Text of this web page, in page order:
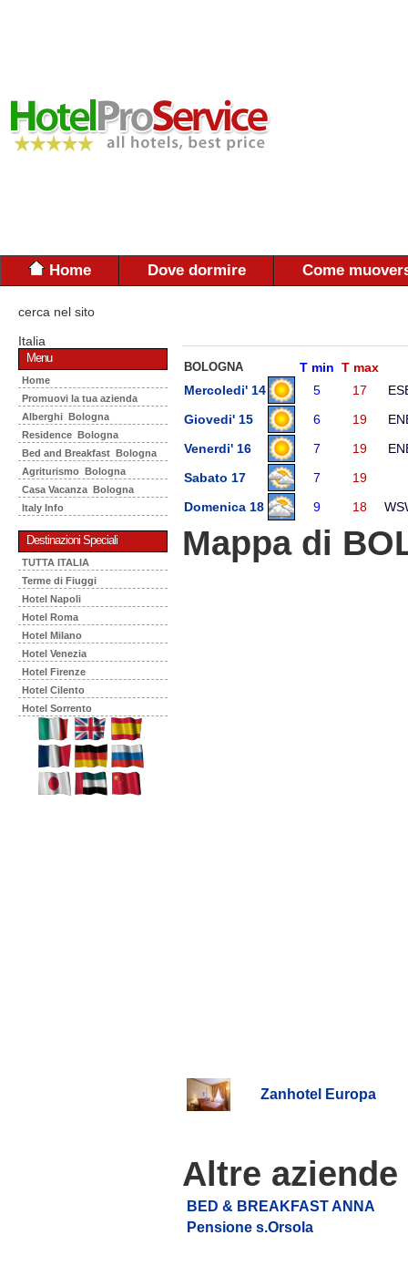
Home Dove dormire Come
cerca nel sito
Italia
Menu
Home
Promuovi la tua azienda
Alberghi Bologna
Residence Bologna
Bed and Breakfast Bologna
Agriturismo Bologna
Casa Vacanza Bologna
Italy Info
Destinazioni Speciali
TUTTA ITALIA
Terme di Fiuggi
Hotel Napoli
Hotel Roma
Hotel Milano
Hotel Venezia
Hotel Firenze
Hotel Cilento
Hotel Sorrento
BOLOGNA T min T max
Mercoledi' 14
5 17
Giovedi' 15
6 19
Venerdi' 16
7 19
Sabato 17
7
19
Domenica 18
9 18
Mappa di
Zanhotel Europa
Altre
BED & BREAKFAST ANNA
Pensione s.Orsola